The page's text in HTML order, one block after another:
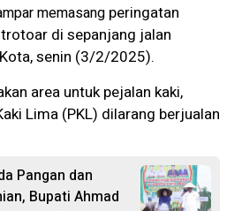
memasang peringatan
di sepanjang jalan
senin (3/2/2025).
area untuk pejalan kaki,
Lima (PKL) dilarang berjualan
Pangan dan
Bupati Ahmad